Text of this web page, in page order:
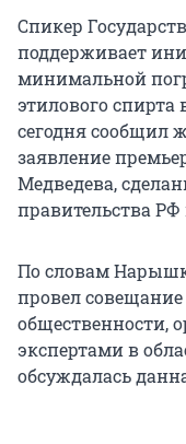
Спикер
поддерживает
минимальной
этилового спирта
сегодня сообщил
заявление
Медведева,
правительства РФ
По словам
провел
общественности,
экспертами в
обсуждалась